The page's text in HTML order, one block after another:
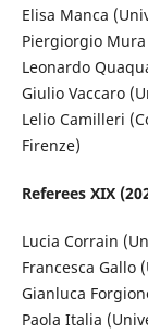
Elisa Manca
Piergiorgio
Leonardo
Giulio Vaccaro
Lelio Camilleri
Firenze)
Referees XIX
Lucia Corrain
Francesca Gallo
Gianluca
Paola Italia